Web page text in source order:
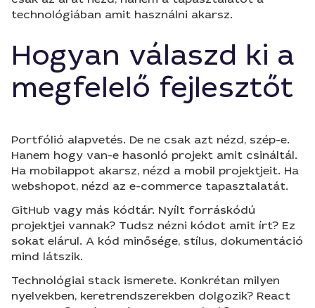
technológiában amit használni akarsz.
Hogyan válaszd ki a
megfelelő fejlesztőt
Portfólió alapvetés. De ne csak azt nézd, szép-e.
Hanem hogy van-e hasonló projekt amit csináltál.
Ha mobilappot akarsz, nézd a mobil projektjeit. Ha
webshopot, nézd az e-commerce tapasztalatát.
GitHub vagy más kódtár. Nyílt forráskódú
projektjei vannak? Tudsz nézni kódot amit írt? Ez
sokat elárul. A kód minősége, stílus, dokumentáció
mind látszik.
Technológiai stack ismerete. Konkrétan milyen
nyelvekben, keretrendszerekben dolgozik? React